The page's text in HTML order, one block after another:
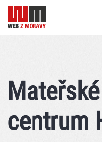
centrum